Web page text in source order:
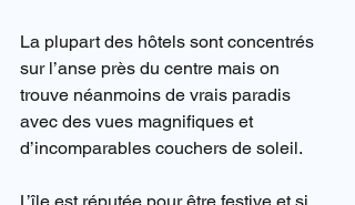
La plupart des hôtels sont concentrés
sur l’anse près du centre mais on
trouve néanmoins de vrais paradis
avec des vues magnifiques et
d’incomparables couchers de soleil.